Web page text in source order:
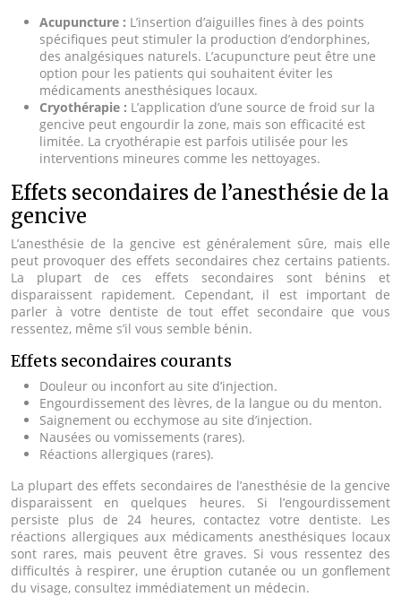
Acupuncture : L’insertion d’aiguilles fines à des points
spécifiques peut stimuler la production d’endorphines,
des analgésiques naturels. L’acupuncture peut être une
option pour les patients qui souhaitent éviter les
médicaments anesthésiques locaux.
Cryothérapie : L’application d’une source de froid sur la
gencive peut engourdir la zone, mais son efficacité est
limitée. La cryothérapie est parfois utilisée pour les
interventions mineures comme les nettoyages.
Effets secondaires de l’anesthésie de la
gencive
L’anesthésie de la gencive est généralement sûre, mais elle
peut provoquer des effets secondaires chez certains patients.
La plupart de ces effets secondaires sont bénins et
disparaissent rapidement. Cependant, il est important de
parler à votre dentiste de tout effet secondaire que vous
ressentez, même s’il vous semble bénin.
Effets secondaires courants
Douleur ou inconfort au site d’injection.
Engourdissement des lèvres, de la langue ou du menton.
Saignement ou ecchymose au site d’injection.
Nausées ou vomissements (rares).
Réactions allergiques (rares).
La plupart des effets secondaires de l’anesthésie de la gencive
disparaissent en quelques heures. Si l’engourdissement
persiste plus de 24 heures, contactez votre dentiste. Les
réactions allergiques aux médicaments anesthésiques locaux
sont rares, mais peuvent être graves. Si vous ressentez des
difficultés à respirer, une éruption cutanée ou un gonflement
du visage, consultez immédiatement un médecin.